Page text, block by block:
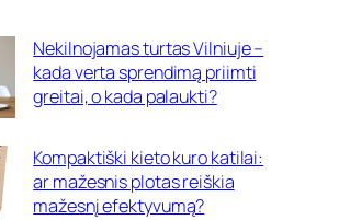
Nekilnojamas turtas Vilniuje –
kada verta sprendimą priimti
greitai, o kada palaukti?
Kompaktiški kieto kuro katilai:
ar mažesnis plotas reiškia
mažesnį efektyvumą?